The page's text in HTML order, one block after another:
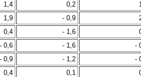
1,4 0,2
1,9 - 0,9
0,4 - 1,6
- 0,6 - 1,6
-
- 0,9 - 1,2
-
0,4 0,1